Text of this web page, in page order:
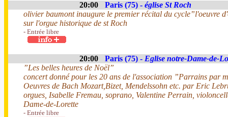
20:00 Paris (75) - église St Roch
olivier baumont inaugure le premier récital du cycle”l'oeuvre
sur l'orgue historique de st Roch
- Entrée libre
20:00 Paris (75) - Eglise notre-Dame-de-
”Les belles heures de Noël”
concert donné pour les 20 ans de l'association ”Parrains par
Oeuvres de Bach Mozart,Bizet, Mendelssohn etc. par Eric
orgues, Isabelle Fremau, soprano, Valentine Perrain,
Dame-de-Lorette
- Entrée libre